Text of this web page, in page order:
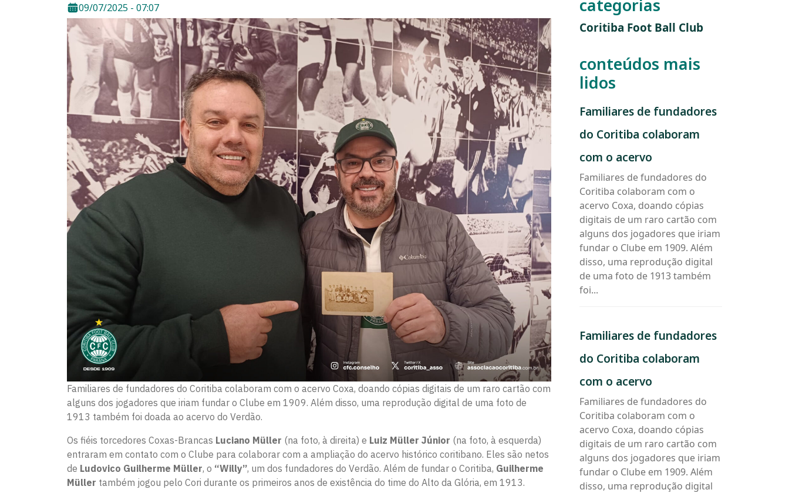
09/07/2025 - 07:07
Familiares de fundadores do Coritiba colaboram com o acervo Coxa, doando cópias digitais de um raro cartão com
alguns dos jogadores que iriam fundar o Clube em 1909. Além disso, uma reprodução digital de uma foto de
1913 também foi doada ao acervo do Verdão.
Os fiéis torcedores Coxas-Brancas Luciano Müller (na foto, à direita) e Luiz Müller Júnior (na foto, à esquerda)
entraram em contato com o Clube para colaborar com a ampliação do acervo histórico coritibano. Eles são netos
de Ludovico Guilherme Müller, o “Willy”, um dos fundadores do Verdão. Além de fundar o Coritiba, Guilherme
Müller também jogou pelo Cori durante os primeiros anos de existência do time do Alto da Glória, em 1913.
categorias
Coritiba Foot Ball Club
conteúdos mais
lidos
de
fundadores
do
Coritiba
com
o
acervo
Familiares de fundadores
do Coritiba colaboram
com o acervo
Familiares de fundadores do
Coritiba colaboram com o
acervo Coxa, doando cópias
digitais de um raro cartão com
alguns dos jogadores que iriam
fundar o Clube em 1909. Além
disso, uma reprodução digital
de uma foto de 1913 também
foi...
de
fundadores
do
Coritiba
com
o
acervo
Familiares de fundadores
do Coritiba colaboram
com o acervo
Familiares de fundadores do
Coritiba colaboram com o
acervo Coxa, doando cópias
digitais de um raro cartão com
alguns dos jogadores que iriam
fundar o Clube em 1909. Além
disso, uma reprodução digital